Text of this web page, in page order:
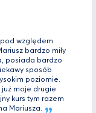
względem
bardzo miły
posiada bardzo
sposób
poziomie.
już moje drugie
kurs tym razem
Mariusza.